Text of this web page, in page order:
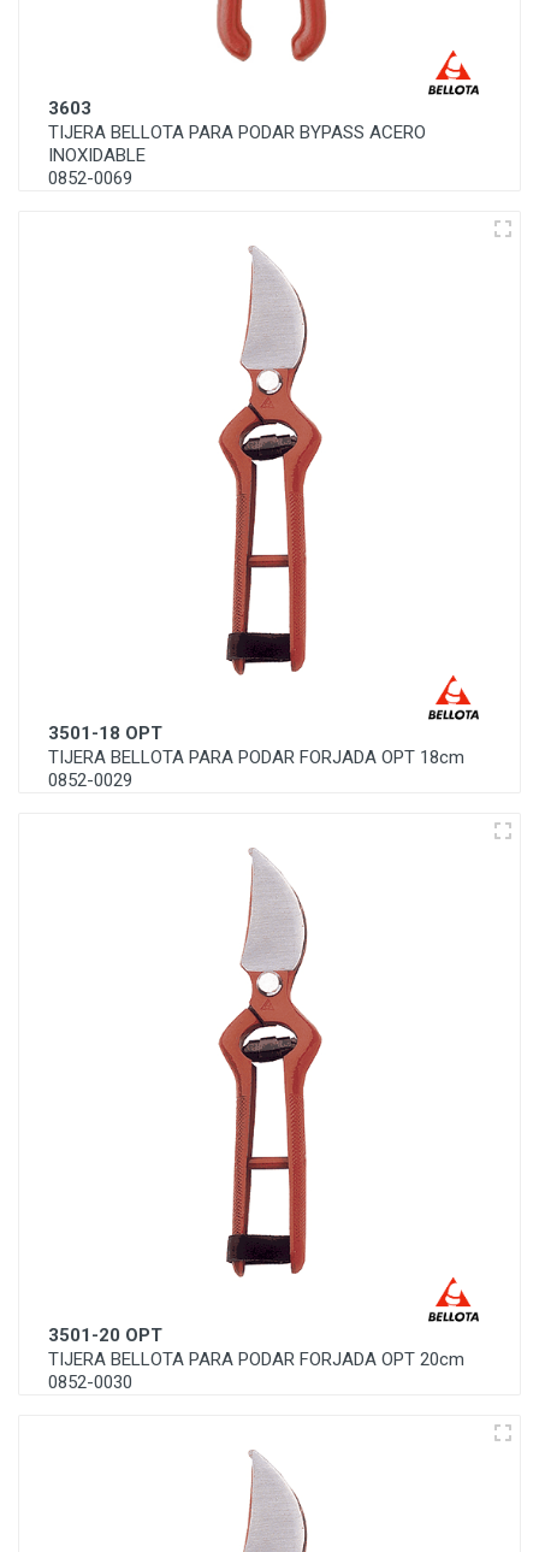
3603
TIJERA BELLOTA PARA PODAR BYPASS ACERO
INOXIDABLE
0852-0069
3501-18 OPT
TIJERA BELLOTA PARA PODAR FORJADA OPT 18cm
0852-0029
3501-20 OPT
TIJERA BELLOTA PARA PODAR FORJADA OPT 20cm
0852-0030